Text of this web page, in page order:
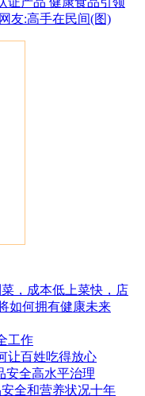
友:高手在民间(图)
，成本低上菜快，店
如何拥有健康未来
工作
让百姓吃得放心
安全高水平治理
全和营养状况十年